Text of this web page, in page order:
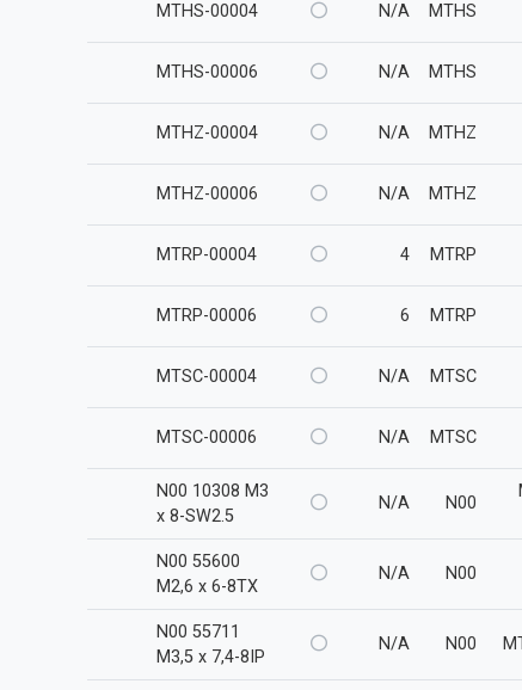
MTHS-00004 N/A MTHS
MTHS-00006 N/A MTHS
MTHZ-00004 N/A MTHZ
MTHZ-00006 N/A MTHZ
MTRP-00004 4 MTRP
MTRP-00006 6 MTRP
MTSC-00004 N/A MTSC
MTSC-00006 N/A MTSC
N00 10308 M3
x 8-SW2.5
N/A N00
N00 55600
M2,6 x 6-8TX
N/A N00
N00 55711
M3,5 x 7,4-8IP
N/A N00